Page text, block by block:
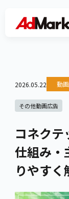
2026.05.22 動
その他動画広告
コネクテ
仕組み・
りやすく